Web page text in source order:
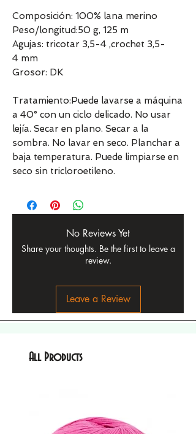
Composición: 100% lana merino
Peso/longitud:50 g, 125 m
Agujas: tricotar 3,5-4 ,crochet 3,5-
4 mm
Grosor: DK
Tratamiento:Puede lavarse a máquina
a 40° con un ciclo delicado. No usar
lejía. Secar en plano. Secar a la
sombra. No lavar en seco. Planchar a
baja temperatura. Puede limpiarse en
seco sin tricloroetileno.
No Reviews Yet
Share your thoughts. Be the first to leave a
review.
Leave a Review
All Products